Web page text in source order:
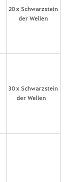
20 x Schwarzstein
der Wellen
30 x Schwarzstein
der Wellen